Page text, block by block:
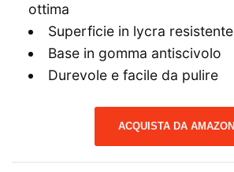
ottima
Superficie in lycra resistente
Base in gomma antiscivolo
Durevole e facile da pulire
ACQUISTA DA AMAZON